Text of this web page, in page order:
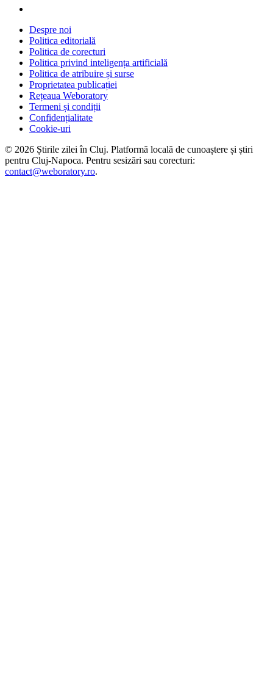
Despre noi
Politica editorială
Politica de corecturi
Politica privind inteligența artificială
Politica de atribuire și surse
Proprietatea publicației
Rețeaua Weboratory
Termeni și condiții
Confidențialitate
Cookie-uri
© 2026 Știrile zilei în Cluj. Platformă locală de cunoaștere și știri
pentru Cluj-Napoca. Pentru sesizări sau corecturi:
contact@weboratory.ro.